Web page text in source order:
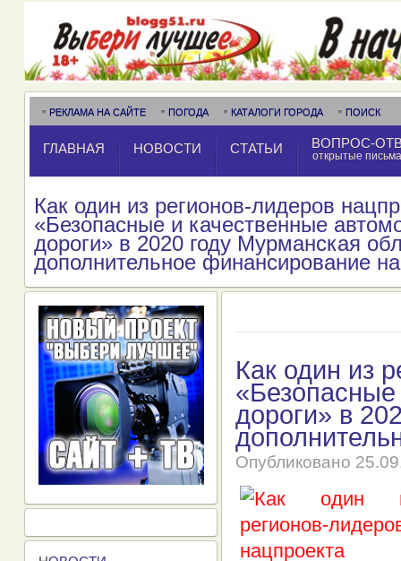
РЕКЛАМА НА САЙТЕ ПОГОДА КАТАЛОГИ ГОРОДА ПОИСК
ГЛАВНАЯ НОВОСТИ СТАТЬИ ВОПРОС-
открытые письма
Как один из регионов-лидеров
«Безопасные и качественные
дороги» в 2020 году Мурманская
дополнительное финансирование
Как один из
дороги» в
Опубликовано